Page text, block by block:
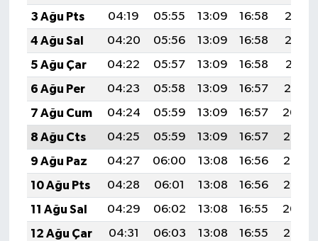
3 Ağu Pts
04:19 05:55 13:09 16:58
20:13
4 Ağu Sal
04:20 05:56 13:09 16:58
20:12
5 Ağu Çar
04:22 05:57 13:09 16:58
20:11
6 Ağu Per
04:23 05:58 13:09 16:57
20:10
7 Ağu Cum
04:24 05:59 13:09 16:57
20:09
8 Ağu Cts
04:25 05:59 13:09 16:57
20:08
9 Ağu Paz
04:27 06:00 13:08 16:56
20:07
10 Ağu Pts
04:28 06:01 13:08 16:56
20:05
11 Ağu Sal
04:29 06:02 13:08 16:55
20:04
12 Ağu Çar
04:31 06:03 13:08 16:55
20:03